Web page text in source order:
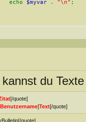
$myvar . "\n" ;
du
[/quote]
Benutzername]Text[/quote]
quote]